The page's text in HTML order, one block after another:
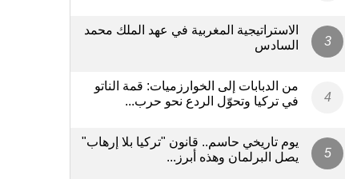
الاستراتيجية المغربية في عهد الملك محمد
السادس
من الدبابات إلى الخوارزميات: قمة الناتو
في تركيا وتحوّل الردع نحو حرب...
يوم تاريخي حاسم.. قانون "تركيا بلا إرهاب"
يصل البرلمان وهذه أبرز...